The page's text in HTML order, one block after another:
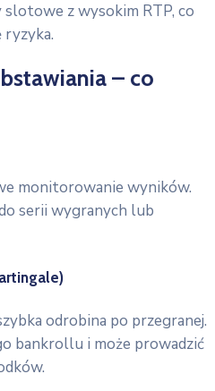
slotowe z wysokim RTP, co
ryzyka.
– co
monitorowanie wyników.
serii wygranych lub
odrobina po przegranej.
bankrollu i może prowadzić